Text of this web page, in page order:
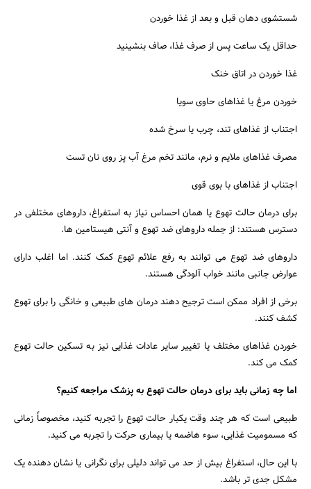
شستشوی دهان قبل و بعد از غذا خوردن
حداقل یک ساعت پس از صرف غذا، صاف بنشینید
غذا خوردن در اتاق خنک
خوردن مرغ یا غذاهای حاوی سویا
اجتناب از غذاهای تند، چرب یا سرخ شده
مصرف غذاهای ملایم و نرم، مانند تخم مرغ آب پز روی نان تست
اجتناب از غذاهای با بوی قوی
برای درمان حالت تهوع یا همان احساس نیاز به استفراغ، داروهای مختلفی در
دسترس هستند: از جمله داروهای ضد تهوع و آنتی هیستامین ها.
داروهای ضد تهوع می توانند به رفع علائم تهوع کمک کنند. اما اغلب دارای
عوارض جانبی مانند خواب آلودگی هستند.
برخی از افراد ممکن است ترجیح دهند درمان های طبیعی و خانگی را برای تهوع
کشف کنند.
خوردن غذاهای مختلف یا تغییر سایر عادات غذایی نیز به تسکین حالت تهوع
کمک می کند.
اما چه زمانی باید برای درمان حالت تهوع به پزشک مراجعه کنیم؟
طبیعی است که هر چند وقت یکبار حالت تهوع را تجربه کنید، مخصوصاً زمانی
که مسمومیت غذایی، سوء هاضمه یا بیماری حرکت را تجربه می کنید.
با این حال، استفراغ بیش از حد می تواند دلیلی برای نگرانی یا نشان دهنده یک
مشکل جدی تر باشد.